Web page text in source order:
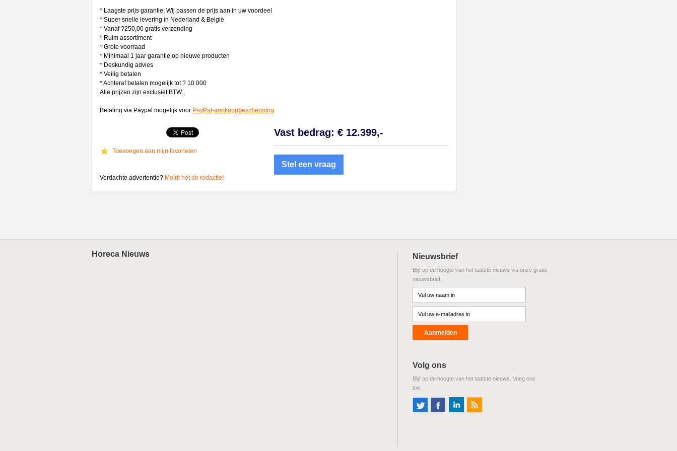
* Laagste prijs garantie, Wij passen de prijs aan in uw voordeel
* Super snelle levering in Nederland & België
* Vanaf ?250,00 gratis verzending
* Ruim assortiment
* Grote voorraad
* Minimaal 1 jaar garantie op nieuwe producten
* Deskundig advies
* Veilig betalen
* Achteraf betalen mogelijk tot ? 10.000
Alle prijzen zijn exclusief BTW.
Betaling via Paypal mogelijk voor PayPal-aankoopbescherming
Toevoegen aan mijn favorieten
Vast bedrag: € 12.399,-
Stel een vraag
Verdachte advertentie? Meldt het de redactie!
Horeca Nieuws Nieuwsbrief
Blijf op de hoogte van het laatste nieuws via onze gratis
nieuwsbrief!
Volg ons
Blijf op de hoogte van het laatste nieuws. Voeg ons
toe: